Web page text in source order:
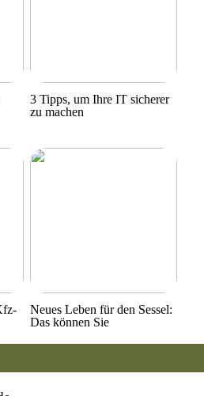
3 Tipps, um Ihre IT sicherer
zu machen
Neues Leben für den Sessel:
Das können Sie